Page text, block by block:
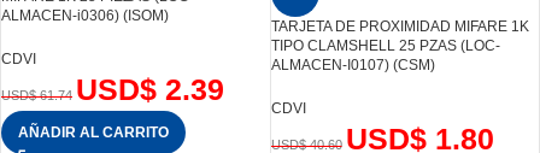
ALMACEN-i0306) (ISOM)
CDVI
USD$61.74 USD$ 2.39
AÑADIR AL CARRITO
TARJETA DE PROXIMIDAD MIFARE 1K
TIPO CLAMSHELL 25 PZAS (LOC-
ALMACEN-I0107) (CSM)
CDVI
USD$40.60 USD$1.80